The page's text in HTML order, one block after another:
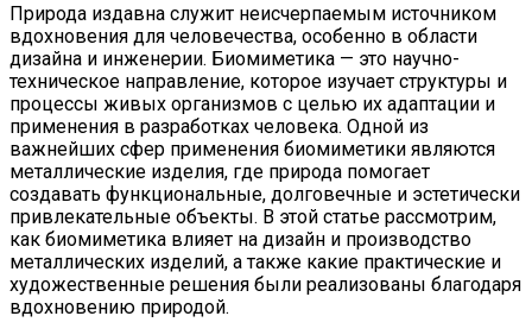
Природа издавна служит неисчерпаемым источником
вдохновения для человечества, особенно в области
дизайна и инженерии. Биомиметика — это научно-
техническое направление, которое изучает структуры и
процессы живых организмов с целью их адаптации и
применения в разработках человека. Одной из
важнейших сфер применения биомиметики являются
металлические изделия, где природа помогает
создавать функциональные, долговечные и эстетически
привлекательные объекты. В этой статье рассмотрим,
как биомиметика влияет на дизайн и производство
металлических изделий, а также какие практические и
художественные решения были реализованы благодаря
вдохновению природой.